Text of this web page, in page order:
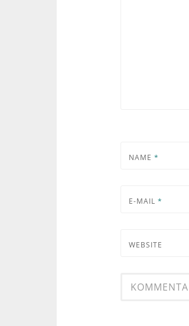
NAME *
E-MAIL *
WEBSITE